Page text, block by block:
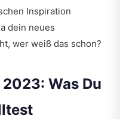
Inspiration
dein neues
wer weiß das schon?
Was Du